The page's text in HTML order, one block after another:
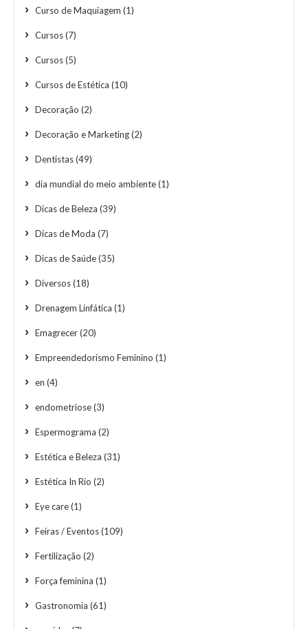
Curso de Maquiagem (1)
Cursos(7)
Cursos(5)
Cursos de Estética (10)
Decoração (2)
Decoração e Marketing(2)
Dentistas(49)
dia mundial do meio ambiente(1)
Dicas de Beleza (39)
Dicas de Moda (7)
Dicas de Saúde(35)
Diversos(18)
Drenagem Linfática (1)
Emagrecer(20)
Empreendedorismo Feminino (1)
en (4)
endometriose(3)
Espermograma (2)
Estética e Beleza (31)
Estética In Rio (2)
Eye care(1)
Feiras / Eventos(109)
Fertilização (2)
Força feminina (1)
Gastronomia (61)